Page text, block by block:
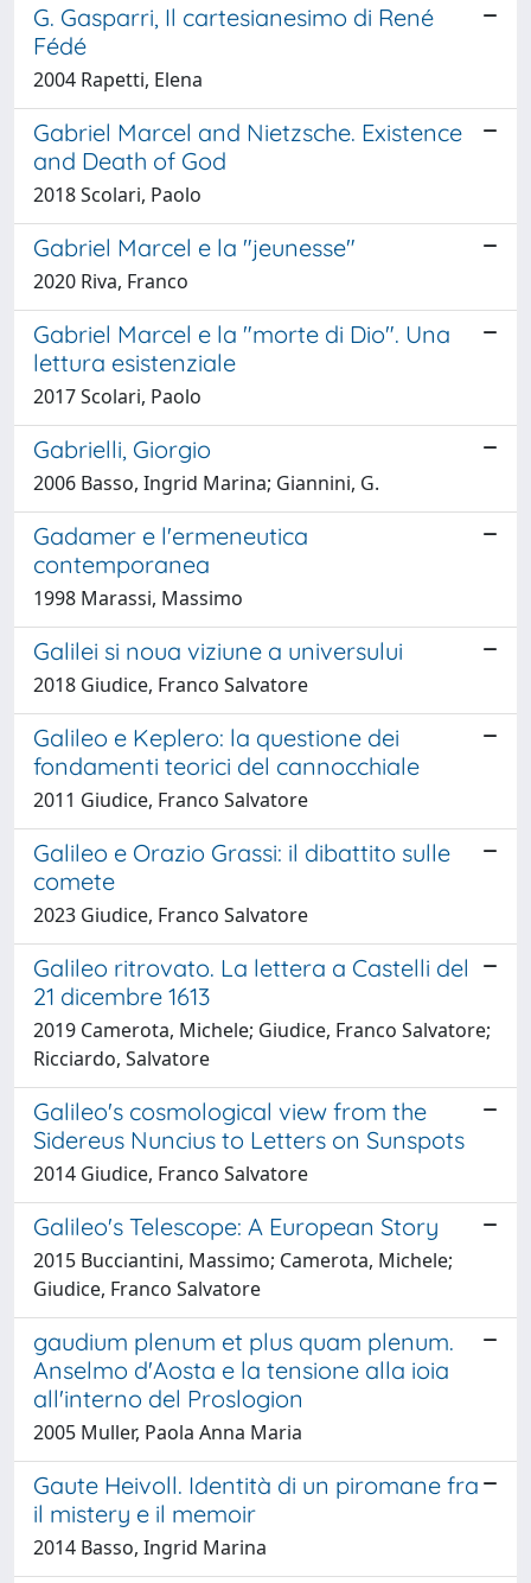
G. Gasparri, Il cartesianesimo di René
Fédé
2004 Rapetti, Elena
Gabriel Marcel and Nietzsche. Existence
and Death of God
2018 Scolari, Paolo
Gabriel Marcel e la "jeunesse"
2020 Riva, Franco
Gabriel Marcel e la "morte di Dio". Una
lettura esistenziale
2017 Scolari, Paolo
Gabrielli, Giorgio
2006 Basso, Ingrid Marina; Giannini, G.
Gadamer e l'ermeneutica
contemporanea
1998 Marassi, Massimo
Galilei si noua viziune a universului
2018 Giudice, Franco Salvatore
Galileo e Keplero: la questione dei
fondamenti teorici del cannocchiale
2011 Giudice, Franco Salvatore
Galileo e Orazio Grassi: il dibattito sulle
comete
2023 Giudice, Franco Salvatore
Galileo ritrovato. La lettera a Castelli del
21 dicembre 1613
2019 Camerota, Michele; Giudice, Franco Salvatore;
Ricciardo, Salvatore
Galileo's cosmological view from the
Sidereus Nuncius to Letters on Sunspots
2014 Giudice, Franco Salvatore
Galileo's Telescope: A European Story
2015 Bucciantini, Massimo; Camerota, Michele;
Giudice, Franco Salvatore
gaudium plenum et plus quam plenum.
Anselmo d'Aosta e la tensione alla ioia
all'interno del Proslogion
2005 Muller, Paola Anna Maria
Gaute Heivoll. Identità di un piromane fra
il mistery e il memoir
2014 Basso, Ingrid Marina